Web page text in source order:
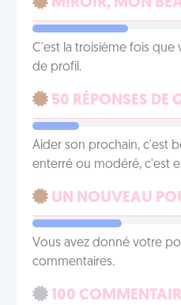
MIROIR, MON
C'est la troisième fois
de profil.
50 RÉPONSES DE
Aider son prochain, c'est
enterré ou modéré, c'est
UN NOUVEAU
Vous avez donné votre
commentaires.
100